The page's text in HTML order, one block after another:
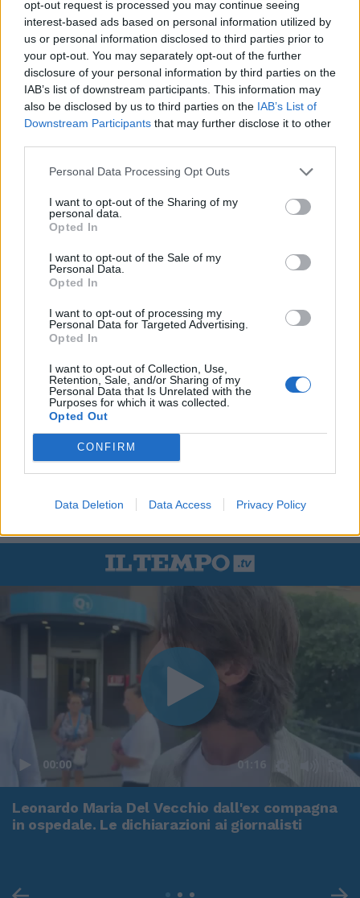
opt-out request is processed you may continue seeing
interest-based ads based on personal information utilized by
us or personal information disclosed to third parties prior to
your opt-out. You may separately opt-out of the further
disclosure of your personal information by third parties on the
IAB’s list of downstream participants. This information may
also be disclosed by us to third parties on the IAB’s List of
Downstream Participants that may further disclose it to other
Personal Data Processing Opt Outs
I want to opt-out of the Sharing of my
personal data.
Opted In
I want to opt-out of the Sale of my
Personal Data.
Opted In
I want to opt-out of processing my
Personal Data for Targeted Advertising.
Opted In
I want to opt-out of Collection, Use,
Retention, Sale, and/or Sharing of my
Personal Data that Is Unrelated with the
Purposes for which it was collected.
Opted Out
CONFIRM
Data Deletion Data Access Privacy Policy
00:00 01:16
Leonardo Maria Del Vecchio dall'ex compagna
in ospedale. Le dichiarazioni ai giornalisti